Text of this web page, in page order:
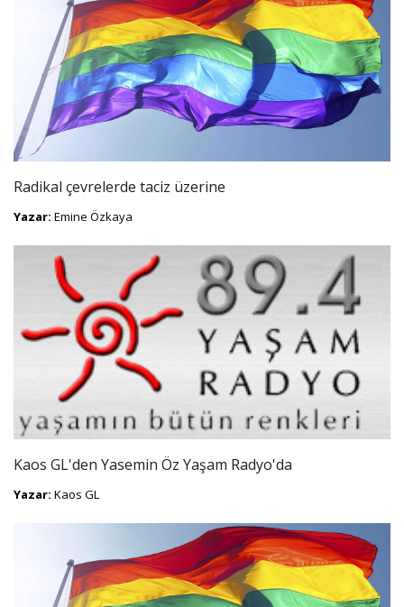
Radikal çevrelerde taciz üzerine
Yazar: Emine Özkaya
Kaos GL'den Yasemin Öz Yaşam Radyo'da
Yazar: Kaos GL